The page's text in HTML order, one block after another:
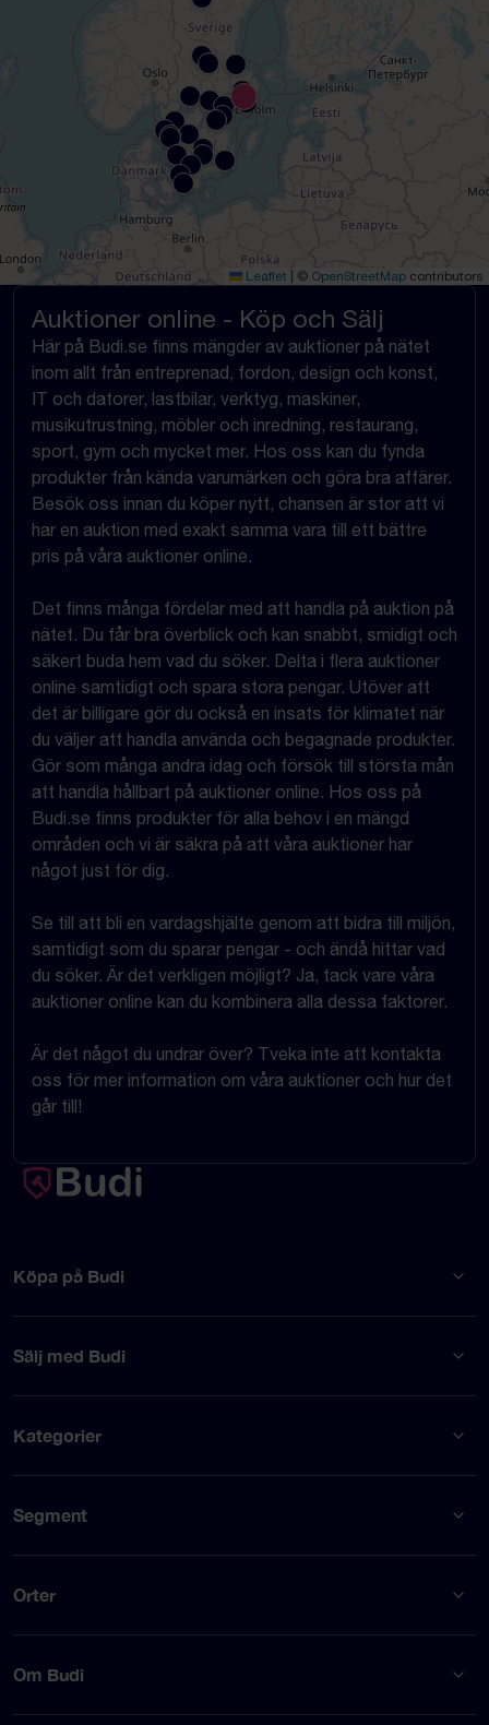
Leaflet © OpenStreetMap contributors
Auktioner online - Köp och Sälj
Här på Budi.se finns mängder av auktioner på nätet
inom allt från entreprenad, fordon, design och konst,
IT och datorer, lastbilar, verktyg, maskiner,
musikutrustning, möbler och inredning, restaurang,
sport, gym och mycket mer. Hos oss kan du fynda
produkter från kända varumärken och göra bra affärer.
Besök oss innan du köper nytt, chansen är stor att vi
har en auktion med exakt samma vara till ett bättre
pris på våra auktioner online.
Det finns många fördelar med att handla på auktion på
nätet. Du får bra överblick och kan snabbt, smidigt och
säkert buda hem vad du söker. Delta i flera auktioner
online samtidigt och spara stora pengar. Utöver att
det är billigare gör du också en insats för klimatet när
du väljer att handla använda och begagnade produkter.
Gör som många andra idag och försök till största mån
att handla hållbart på auktioner online. Hos oss på
Budi.se finns produkter för alla behov i en mängd
områden och vi är säkra på att våra auktioner har
något just för dig.
Se till att bli en vardagshjälte genom att bidra till miljön,
samtidigt som du sparar pengar - och ändå hittar vad
du söker. Är det verkligen möjligt? Ja, tack vare våra
auktioner online kan du kombinera alla dessa faktorer.
Är det något du undrar över? Tveka inte att kontakta
oss för mer information om våra auktioner och hur det
går till!
Köpa på Budi
Sälj med Budi
Kategorier
Segment
Orter
Om Budi